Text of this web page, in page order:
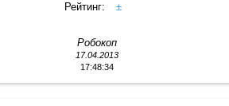
Рейтинг:
±
Робокоп
17.04.2013
17:48:34